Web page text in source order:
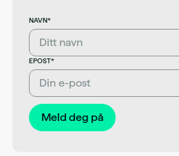
NAVN*
EPOST*
Meld deg på